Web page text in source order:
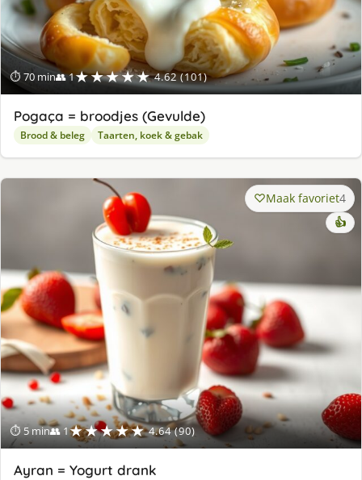
⏱ 70 min👥 1★★★★★ 4.62 (101)
Pogaça = broodjes (Gevulde)
Brood & beleg Taarten, koek & gebak
⏱ 5 min👥 1★★★★★ 4.64 (90)
Maak favoriet4
👍
Ayran = Yogurt drank